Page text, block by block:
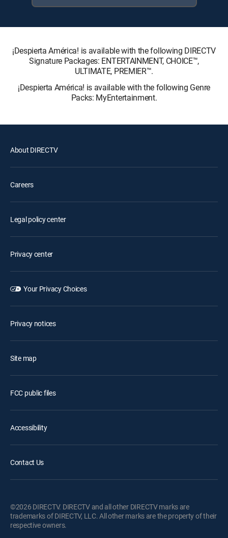
¡Despierta América! is available with the following DIRECTV
Signature Packages: ENTERTAINMENT, CHOICE™,
ULTIMATE, PREMIER™.
¡Despierta América! is available with the following Genre
Packs: MyEntertainment.
About DIRECTV
Careers
Legal policy center
Privacy center
Your Privacy Choices
Privacy notices
Site map
FCC public files
Accessibility
Contact Us
©2026 DIRECTV. DIRECTV and all other DIRECTV marks are
trademarks of DIRECTV, LLC. All other marks are the property of their
respective owners.